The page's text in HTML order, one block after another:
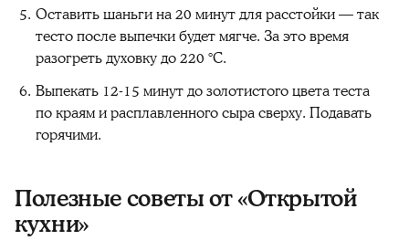
Оставить шаньги на 20 минут для расстойки — так
тесто после выпечки будет мягче. За это время
разогреть духовку до 220 °C.
Выпекать 12-15 минут до золотистого цвета теста
по краям и расплавленного сыра сверху. Подавать
горячими.
Полезные советы от «Открытой
кухни»